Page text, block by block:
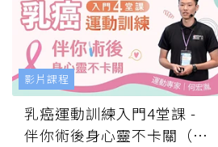
乳癌運動訓練入門4堂課 -
伴你術後身心靈不卡關（線
影片課程